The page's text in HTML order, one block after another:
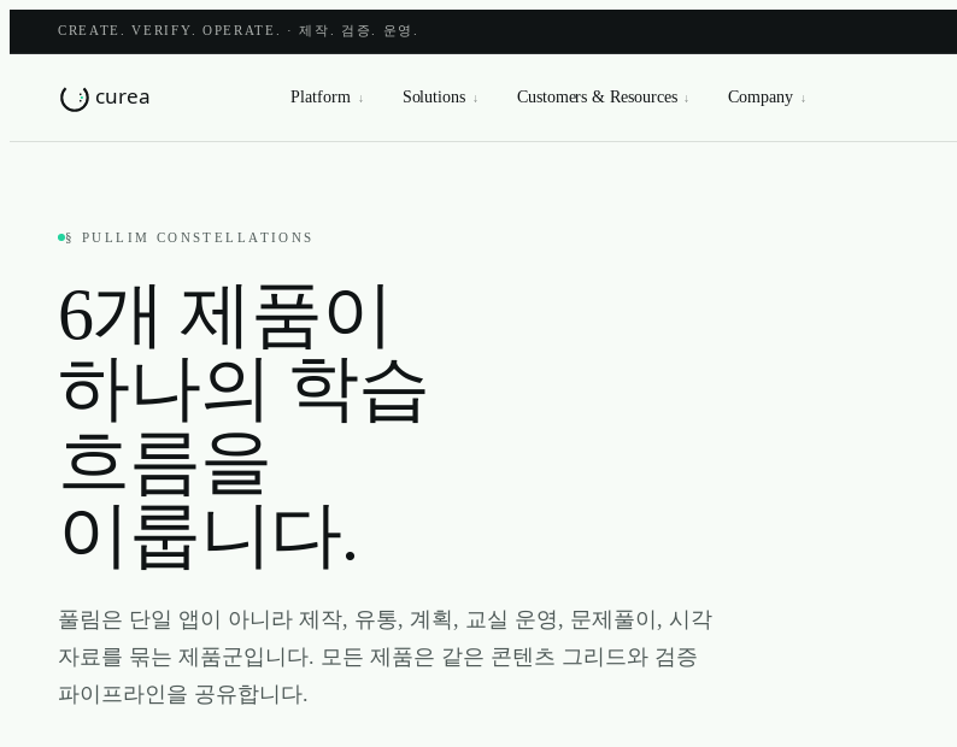
CREATE. VERIFY. OPERATE. · 제작. 검증. 운영.
Platform ↓ Solutions ↓ Customers & Resources ↓ Company ↓
§ PULLIM CONSTELLATIONS
6개 제품이
하나의 학습
흐름을
이룹니다.
풀림은 단일 앱이 아니라 제작, 유통, 계획, 교실 운영, 문제풀이, 시각
자료를 묶는 제품군입니다. 모든 제품은 같은 콘텐츠 그리드와 검증
파이프라인을 공유합니다.